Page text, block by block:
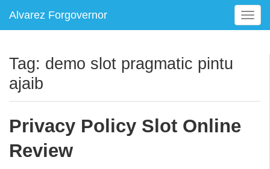
Alvarez Forgovernor
T
o
Tag: demo slot pragmatic pintu
ajaib
Privacy Policy Slot Online
Review